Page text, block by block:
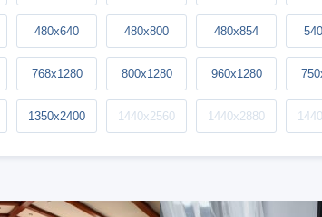
480x640 480x800 480x854
768x1280 800x1280 960x1280
1350x2400 1440x2560 1440x2880